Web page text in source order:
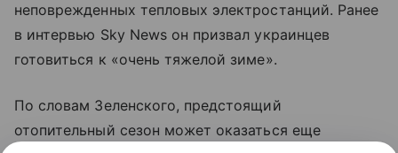
неповрежденных тепловых электростанций. Ранее
в интервью Sky News он призвал украинцев
готовиться к «очень тяжелой зиме».
По словам Зеленского, предстоящий
отопительный сезон может оказаться еще